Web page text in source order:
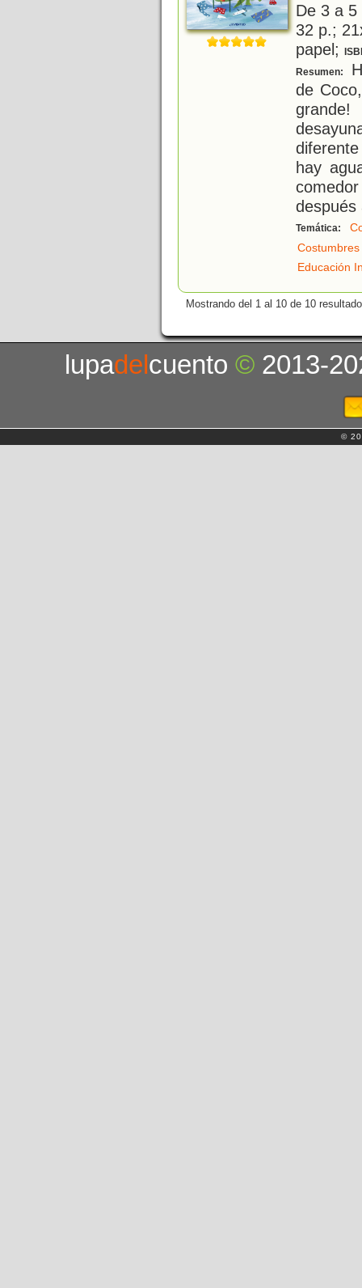
De 3 a
32 p.;
papel;
Resumen:
de
hay
después
Temática:
Costumbres
Educación
Mostrando del 1 al 10 de 10
lupadelcuento© 2013-
©